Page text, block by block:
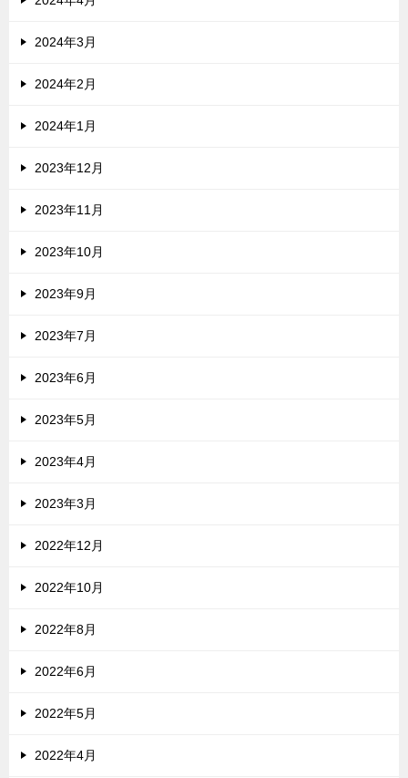
2024年3月
2024年2月
2024年1月
2023年12月
2023年11月
2023年10月
2023年9月
2023年7月
2023年6月
2023年5月
2023年4月
2023年3月
2022年12月
2022年10月
2022年8月
2022年6月
2022年5月
2022年4月